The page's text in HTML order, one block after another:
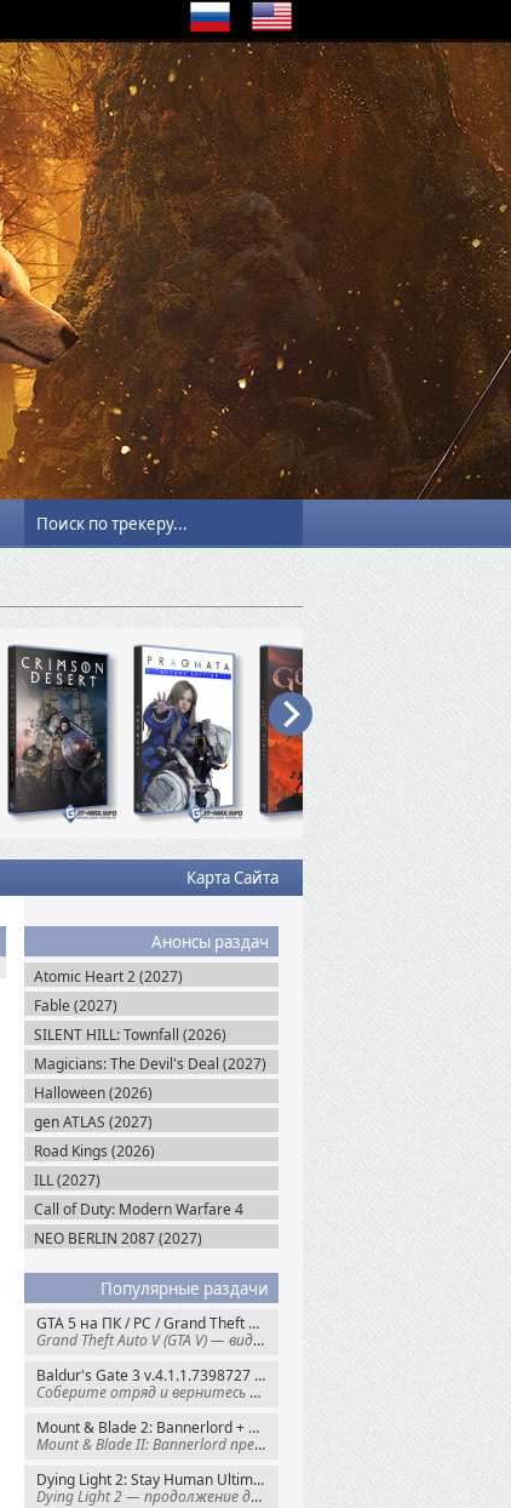
Карта Сайта
Анонсы раздач
Atomic Heart 2 (2027)
Fable (2027)
SILENT HILL: Townfall (2026)
Magicians: The Devil's Deal (2027)
Halloween (2026)
gen ATLAS (2027)
Road Kings (2026)
ILL (2027)
Call of Duty: Modern Warfare 4
(2026)
NEO BERLIN 2087 (2027)
Популярные раздачи
GTA 5 на ПК / PC / Grand Theft Auto V: Premium Edition (2015) Steam-Rip
Grand Theft Auto V (GTA V) — видеоигра из
Baldur's Gate 3 v.4.1.1.7398727 + Все DLC (2023) GOG-Rip
Соберите отряд и вернитесь в Забытые
Mount & Blade 2: Bannerlord + War Sails v.1.4.7.117484 (2025) GOG
Mount & Blade II: Bannerlord представляет
Dying Light 2: Stay Human Ultimate Edition v.1.29.0 + Все DLC (2022) Пиратка
Dying Light 2 — продолжение динамичного